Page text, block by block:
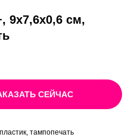
9х7,6х0,6 см,
СЕЙЧАС
тампопечать